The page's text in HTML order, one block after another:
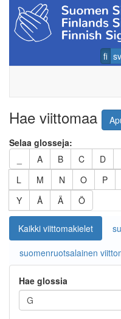
fi sv
Hae viittomaa
Selaa glosseja:
A B C D
L
M N O P
Y
Å Ä Ö
Kaikki viittomakielet
suomenruotsalainen
Hae glossia